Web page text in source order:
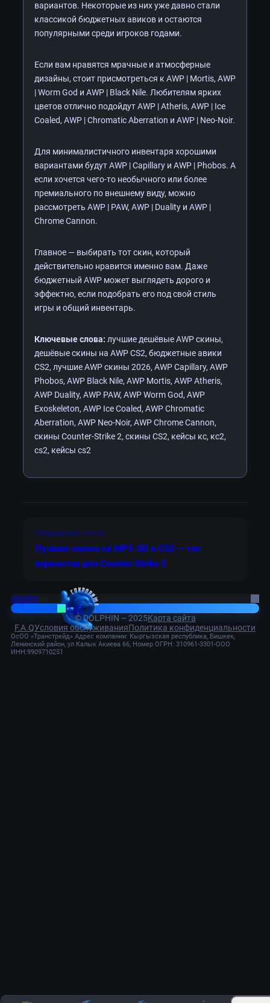
вариантов. Некоторые из них уже давно стали
классикой бюджетных авиков и остаются
популярными среди игроков годами.
Если вам нравятся мрачные и атмосферные
дизайны, стоит присмотреться к AWP | Mortis, AWP
| Worm God и AWP | Black Nile. Любителям ярких
цветов отлично подойдут AWP | Atheris, AWP | Ice
Coaled, AWP | Chromatic Aberration и AWP | Neo-Noir.
Для минималистичного инвентаря хорошими
вариантами будут AWP | Capillary и AWP | Phobos. А
если хочется чего-то необычного или более
премиального по внешнему виду, можно
рассмотреть AWP | PAW, AWP | Duality и AWP |
Chrome Cannon.
Главное — выбирать тот скин, который
действительно нравится именно вам. Даже
бюджетный AWP может выглядеть дорого и
эффектно, если подобрать его под свой стиль
игры и общий инвентарь.
Ключевые слова: лучшие дешёвые AWP скины,
дешёвые скины на AWP CS2, бюджетные авики
CS2, лучшие AWP скины 2026, AWP Capillary, AWP
Phobos, AWP Black Nile, AWP Mortis, AWP Atheris,
AWP Duality, AWP PAW, AWP Worm God, AWP
Exoskeleton, AWP Ice Coaled, AWP Chromatic
Aberration, AWP Neo-Noir, AWP Chrome Cannon,
скины Counter-Strike 2, скины CS2, кейсы кс, кс2,
cs2, кейсы cs2
Предыдущая статья
Лучшие скины на MP5-SD в CS2 — топ
вариантов для Counter-Strike 2
dolphin
0.00
© DOLPHIN – 2025Карта сайта
F.A.QУсловия обслуживанияПолитика конфиденциальности
ОсОО «Транстрейд» Адрес компании: Кыргызская республика, Бишкек,
Ленинский район, ул Калык Акиева 66, Номер ОГРН: 310961-3301-ООО
ИНН:9909710251